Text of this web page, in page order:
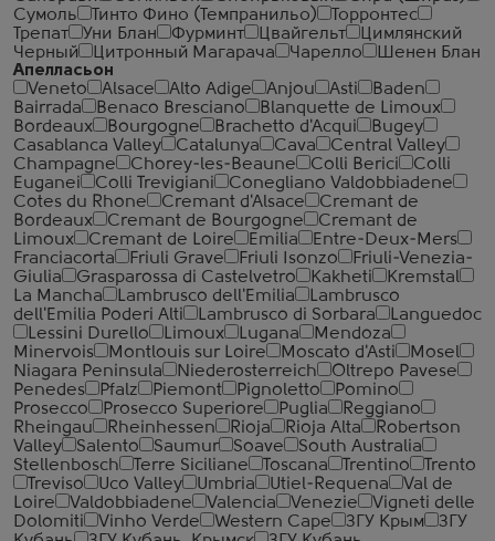
Сумоль
Тинто Фино (Темпранильо)
Торронтес
Трепат
Уни Блан Фурминт Цвайгельт
Цимлянский
Черный
Цитронный Магарача Чарелло
Шенен Блан
Апелласьон
Veneto
Alsace Alto Adige Anjou Asti
Baden
Bairrada
Benaco Bresciano
Blanquette de Limoux
Bordeaux
Bourgogne Brachetto d'Acqui
Bugey
Casablanca Valley
Catalunya Cava
Central Valley
Champagne
Chorey-les-Beaune Colli Berici
Colli
Euganei
Colli Trevigiani
Conegliano Valdobbiadene
Cotes du Rhone
Cremant d'Alsace
Cremant de
Bordeaux
Cremant de Bourgogne
Cremant de
Limoux
Cremant de Loire Emilia
Entre-Deux-Mers
Franciacorta
Friuli Grave Friuli Isonzo
Friuli-Venezia-
Giulia
Grasparossa di Castelvetro Kakheti
Kremstal
La Mancha
Lambrusco dell'Emilia
Lambrusco
dell'Emilia Poderi Alti
Lambrusco di Sorbara
Languedoc
Lessini Durello
Limoux Lugana
Mendoza
Minervois
Montlouis sur Loire Moscato d'Asti
Mosel
Niagara Peninsula
Niederosterreich
Oltrepo Pavese
Penedes
Pfalz Piemont Pignoletto
Pomino
Prosecco
Prosecco Superiore Puglia
Reggiano
Rheingau
Rheinhessen Rioja Rioja Alta
Robertson
Valley
Salento Saumur Soave
South Australia
Stellenbosch
Terre Siciliane Toscana Trentino
Trento
Treviso
Uco Valley Umbria Utiel-Requena
Val de
Loire
Valdobbiadene Valencia Venezie
Vigneti delle
Dolomiti
Vinho Verde Western Cape ЗГУ Крым
ЗГУ